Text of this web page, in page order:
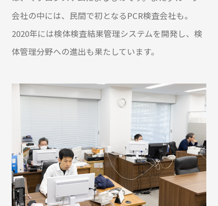
会社の中には、民間で初となるPCR検査会社も。
2020年には検体検査結果管理システムを開発し、検
体管理分野への進出も果たしています。